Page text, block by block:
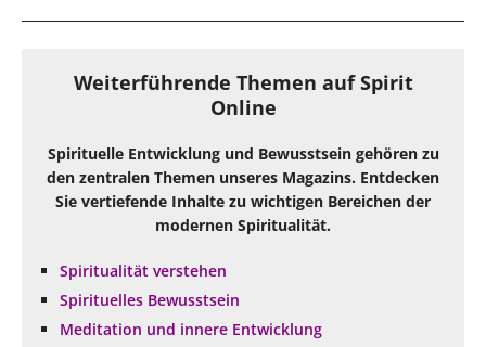
Weiterführende Themen auf Spirit
Online
Spirituelle Entwicklung und Bewusstsein gehören zu
den zentralen Themen unseres Magazins. Entdecken
Sie vertiefende Inhalte zu wichtigen Bereichen der
modernen Spiritualität.
Spiritualität verstehen
Spirituelles Bewusstsein
Meditation und innere Entwicklung